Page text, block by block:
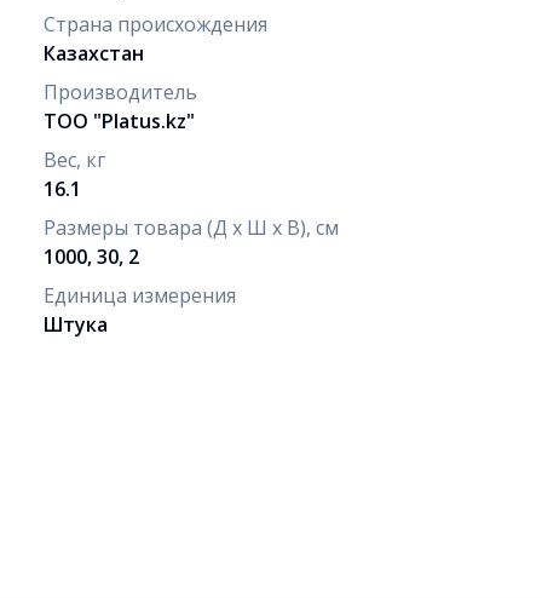
Страна происхождения
Казахстан
Производитель
ТОО "Рlatus.kz"
Вес, кг
16.1
Размеры товара (Д х Ш х В), см
1000, 30, 2
Единица измерения
Штука